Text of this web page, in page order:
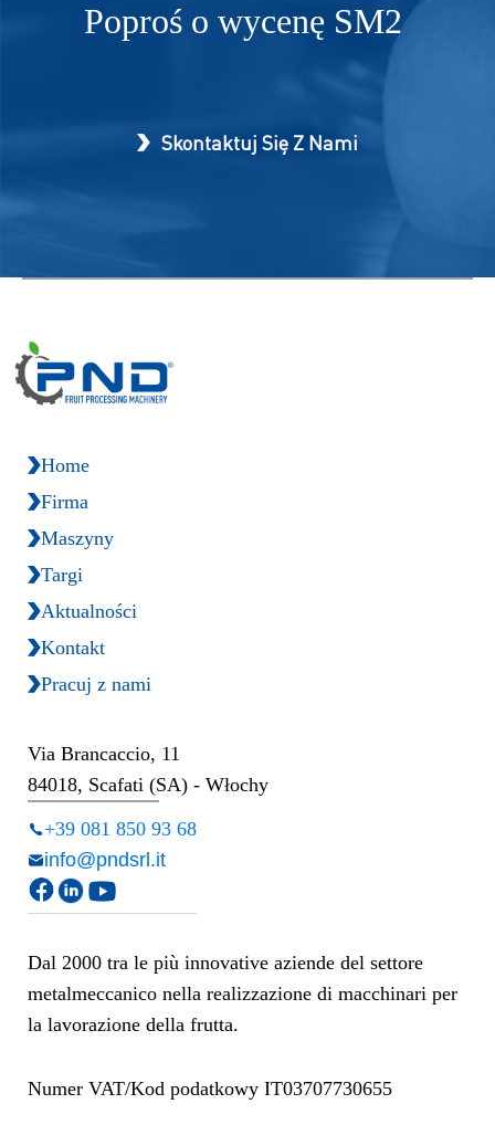
Poproś o wycenę SM2
Skontaktuj Się Z Nami
Dal 2000 tra le più innovative aziende del settore
metalmeccanico nella realizzazione di macchinari per
la lavorazione della frutta.
Numer VAT/Kod podatkowy IT03707730655
Home
Firma
Maszyny
Targi
Aktualności
Kontakt
Pracuj z nami
Via Brancaccio, 11
84018, Scafati (SA) - Włochy
+39 081 850 93 68
info@pndsrl.it